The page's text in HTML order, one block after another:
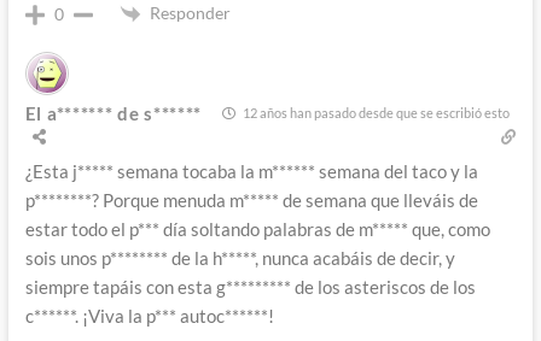
0 Responder
El a******* de s****** 12 años han pasado desde que se escribió esto
¿Esta j***** semana tocaba la m****** semana del taco y la
p********? Porque menuda m***** de semana que lleváis de
estar todo el p*** día soltando palabras de m***** que, como
sois unos p******** de la h*****, nunca acabáis de decir, y
siempre tapáis con esta g********* de los asteriscos de los
c******. ¡Viva la p*** autoc******!